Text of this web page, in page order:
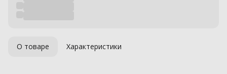
О товаре Характеристики